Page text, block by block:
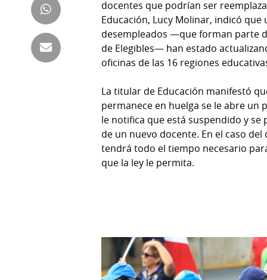
Tienda
Panamá
Tus
Tiquetes
Club
La
Prensa
docentes que podrían ser
Educación, Lucy Molinar, indicó que
desempleados —que forman parte
de Elegibles— han estado
oficinas de las 16 regiones
La titular de Educación manifestó
permanece en huelga se le abre un
le notifica que está suspendido y
de un nuevo docente. En el caso
tendrá todo el tiempo necesario
que la ley le permita.